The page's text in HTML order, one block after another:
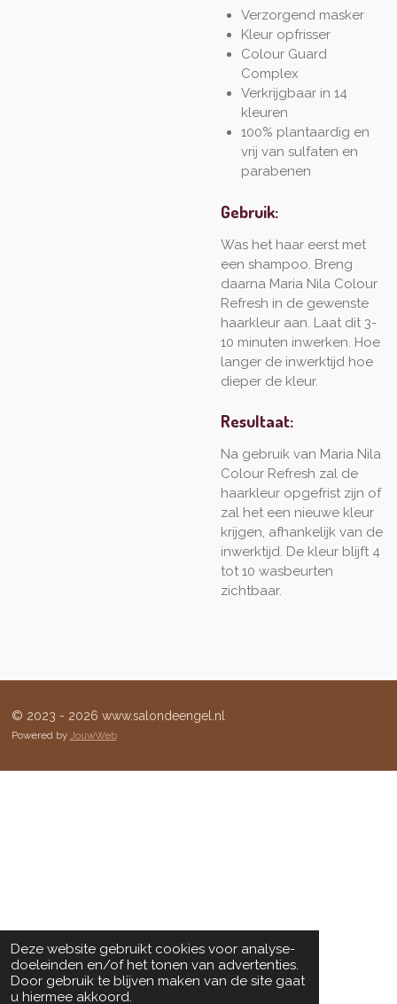
Deze website gebruikt cookies voor analyse-
doeleinden en/of het tonen van advertenties.
Door gebruik te blijven maken van de site gaat
u hiermee akkoord.
Verzorgend masker
Kleur opfrisser
Colour Guard
Complex
Verkrijgbaar in 14
kleuren
100% plantaardig en
vrij van sulfaten en
parabenen
Gebruik:
Was het haar eerst met
een shampoo. Breng
daarna Maria Nila Colour
Refresh in de gewenste
haarkleur aan. Laat dit 3-
10 minuten inwerken. Hoe
langer de inwerktijd hoe
dieper de kleur.
Resultaat:
Na gebruik van Maria Nila
Colour Refresh zal de
haarkleur opgefrist zijn of
zal het een nieuwe kleur
krijgen, afhankelijk van de
inwerktijd. De kleur blijft 4
tot 10 wasbeurten
zichtbaar.
© 2023 - 2026 www.salondeengel.nl
Powered by JouwWeb